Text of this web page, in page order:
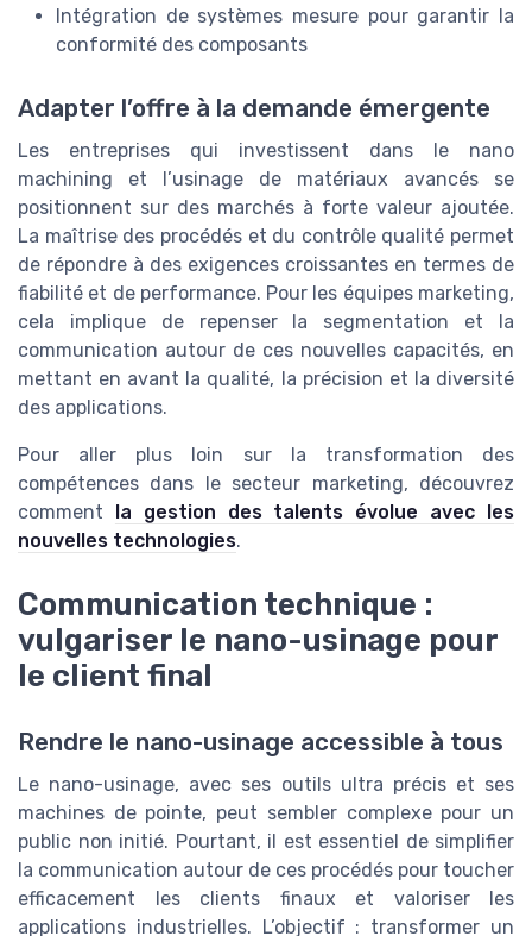
Intégration de systèmes mesure pour garantir la
conformité des composants
Adapter l’offre à la demande émergente
Les entreprises qui investissent dans le nano
machining et l’usinage de matériaux avancés se
positionnent sur des marchés à forte valeur ajoutée.
La maîtrise des procédés et du contrôle qualité permet
de répondre à des exigences croissantes en termes de
fiabilité et de performance. Pour les équipes marketing,
cela implique de repenser la segmentation et la
communication autour de ces nouvelles capacités, en
mettant en avant la qualité, la précision et la diversité
des applications.
Pour aller plus loin sur la transformation des
compétences dans le secteur marketing, découvrez
comment la gestion des talents évolue avec les
nouvelles technologies.
Communication technique :
vulgariser le nano-usinage pour
le client final
Rendre le nano-usinage accessible à tous
Le nano-usinage, avec ses outils ultra précis et ses
machines de pointe, peut sembler complexe pour un
public non initié. Pourtant, il est essentiel de simplifier
la communication autour de ces procédés pour toucher
efficacement les clients finaux et valoriser les
applications industrielles. L’objectif : transformer un